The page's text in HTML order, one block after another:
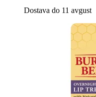
Dostava do 11 avgust